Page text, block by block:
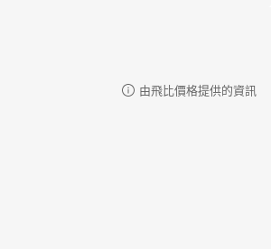
由飛比價格提供的資訊